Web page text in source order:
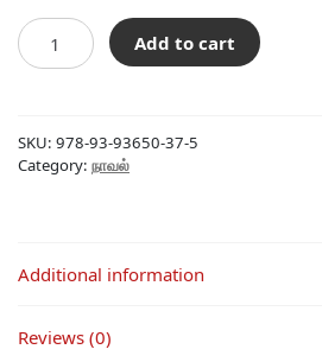
புதிய
வெயிலும்
Add to cart
SKU: 978-93-93650-37-5
Category: நாவல்
Additional information
Reviews (0)